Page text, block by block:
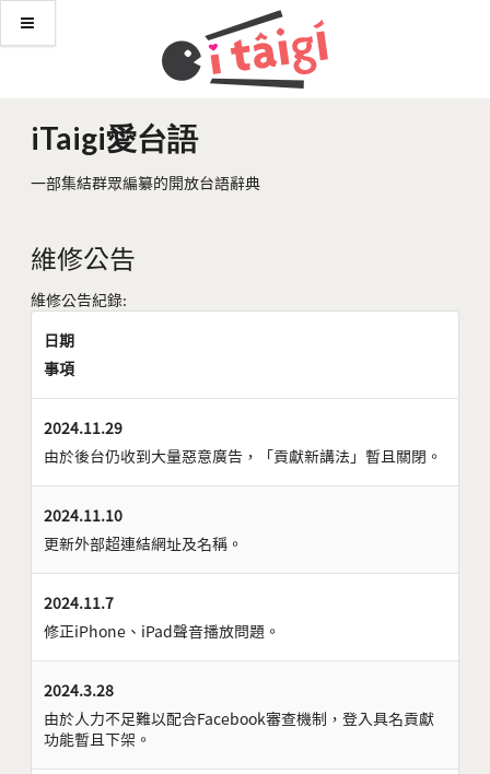
iTaigi愛台語
一部集結群眾編纂的開放台語辭典
維修公告
維修公告紀錄:
日期
事項
2024.11.29
由於後台仍收到大量惡意廣告，「貢獻新講法」暫且關閉。
2024.11.10
更新外部超連結網址及名稱。
2024.11.7
修正iPhone、iPad聲音播放問題。
2024.3.28
由於人力不足難以配合Facebook審查機制，登入具名貢獻
功能暫且下架。